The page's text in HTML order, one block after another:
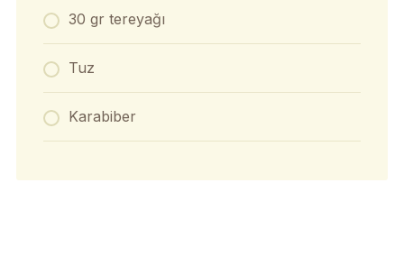
30 gr tereyağı
Tuz
Karabiber